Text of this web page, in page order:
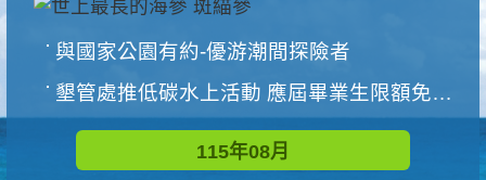
與國家公園有約-優游潮間探險者
墾管處推低碳水上活動 應屆畢業生限額免費參加
115年08月